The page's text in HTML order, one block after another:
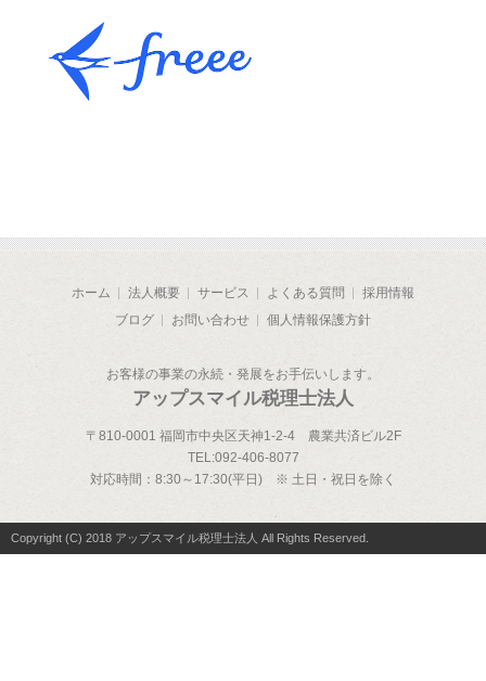
ホーム 法人概要 サービス よくある質問
採用情報
ブログ
お問い合わせ 個人情報保護方針
お客様の事業の永続・発展をお手伝いします。
アップスマイル税理士法人
〒810-0001 福岡市中央区天神1-2-4 農業共済ビル2F
TEL:092-406-8077
対応時間： 8:30～17:30(平日) ※ 土日・祝日を除く
Copyright (C) 2018 アップスマイル税理士法人 All Rights Reserved.